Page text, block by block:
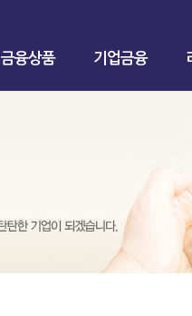
금융상품 기업금융